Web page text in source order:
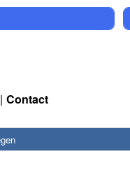
Contact